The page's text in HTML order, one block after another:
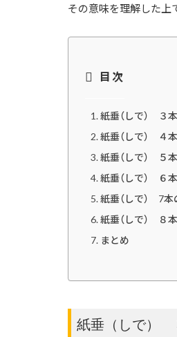
その意味を理解した上
目次
紙垂（しで） ３
紙垂（しで） ４
紙垂（しで） ５
紙垂（しで） ６
紙垂（しで） 7本
紙垂（しで） ８
まとめ
紙垂（しで）